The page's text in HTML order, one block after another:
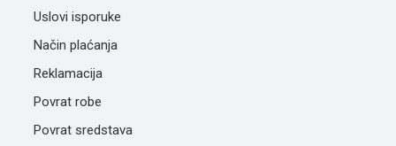
Uslovi isporuke
Način plaćanja
Reklamacija
Povrat robe
Povrat sredstava